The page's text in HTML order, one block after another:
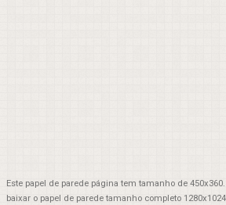
Este papel de parede página tem tamanho de 450x360.
baixar o papel de parede tamanho completo 1280x1024